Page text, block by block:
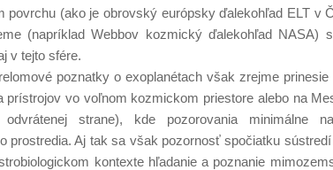
povrchu (ako je obrovský európsky ďalekohľad ELT v
(napríklad Webbov kozmický ďalekohľad NASA)
v tejto sfére.
poznatky o exoplanétach však zrejme prinesie
prístrojov vo voľnom kozmickom priestore alebo na
strane), kde pozorovania minimálne
prostredia. Aj tak sa však pozornosť spočiatku
kontexte hľadanie a poznanie